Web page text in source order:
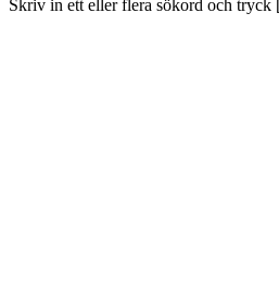
Skriv in ett eller flera sökord och tryck